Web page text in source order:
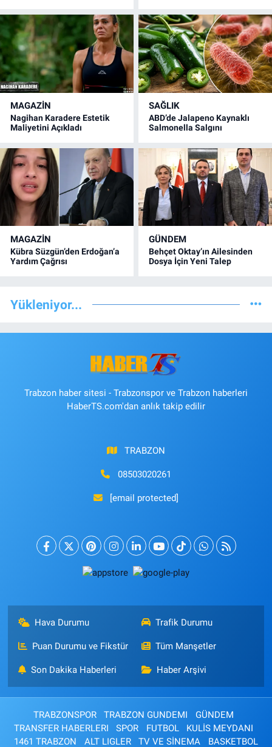
MAGAZİN
Nagihan Karadere Estetik
Maliyetini Açıkladı
SAĞLIK
ABD’de Jalapeno Kaynaklı
Salmonella Salgını
MAGAZİN
Kübra Süzgün’den Erdoğan’a
Yardım Çağrısı
GÜNDEM
Behçet Oktay’ın Ailesinden
Dosya İçin Yeni Talep
Yükleniyor...
Trabzon haber sitesi - Trabzonspor ve Trabzon haberleri
HaberTS.com'dan anlık takip edilir
TRABZON
08503020261
[email protected]
Hava Durumu Trafik Durumu
Puan Durumu ve Fikstür Tüm Manşetler
Son Dakika Haberleri Haber Arşivi
TRABZONSPOR TRABZON GUNDEMI
GÜNDEM
TRANSFER HABERLERI
SPOR FUTBOL
KULİS MEYDANI
1461 TRABZON
ALT LIGLER TV VE SİNEMA BASKETBOL